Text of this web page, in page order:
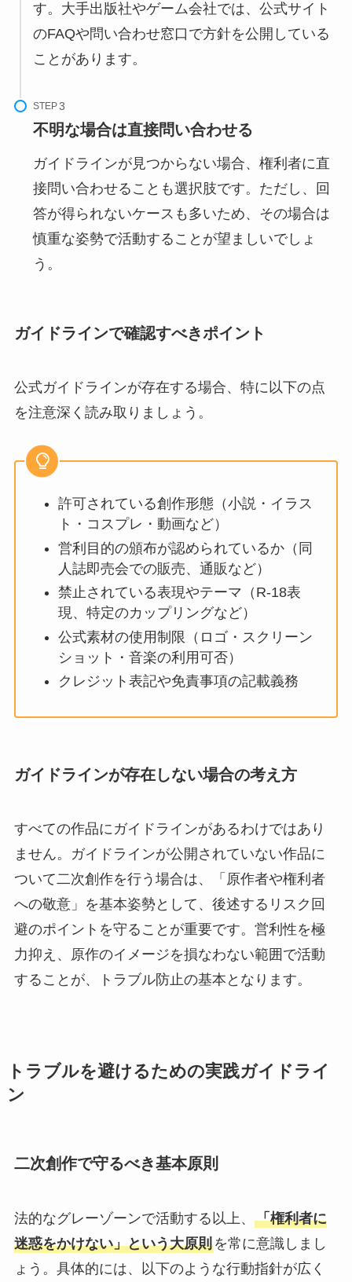
す。大手出版社やゲーム会社では、公式サイト
のFAQや問い合わせ窓口で方針を公開している
ことがあります。
STEP
不明な場合は直接問い合わせる
ガイドラインが見つからない場合、権利者に直
接問い合わせることも選択肢です。ただし、回
答が得られないケースも多いため、その場合は
慎重な姿勢で活動することが望ましいでしょ
う。
ガイドラインで確認すべきポイント
公式ガイドラインが存在する場合、特に以下の点
を注意深く読み取りましょう。
許可されている創作形態（小説・イラス
ト・コスプレ・動画など）
営利目的の頒布が認められているか（同
人誌即売会での販売、通販など）
禁止されている表現やテーマ（R-18表
現、特定のカップリングなど）
公式素材の使用制限（ロゴ・スクリーン
ショット・音楽の利用可否）
クレジット表記や免責事項の記載義務
ガイドラインが存在しない場合の考え方
すべての作品にガイドラインがあるわけではあり
ません。ガイドラインが公開されていない作品に
ついて二次創作を行う場合は、「原作者や権利者
への敬意」を基本姿勢として、後述するリスク回
避のポイントを守ることが重要です。営利性を極
力抑え、原作のイメージを損なわない範囲で活動
することが、トラブル防止の基本となります。
トラブルを避けるための実践ガイドライ
ン
二次創作で守るべき基本原則
法的なグレーゾーンで活動する以上、 「権利者に
迷惑をかけない」という大原則を常に意識しまし
ょう。具体的には、以下のような行動指針が広く